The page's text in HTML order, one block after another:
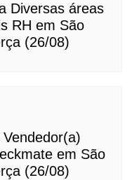
Diversas áreas
RH em São
(26/08)
em São
(26/08)